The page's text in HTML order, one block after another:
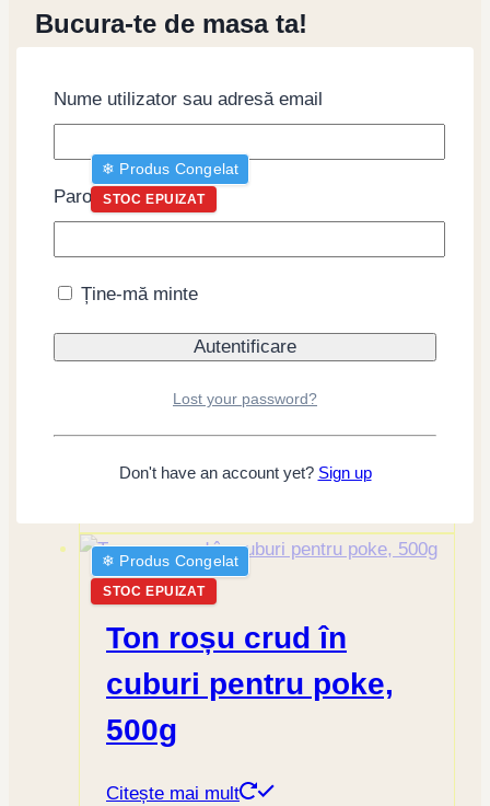
Bucura-te de masa ta!
Produse similare
❄︎ Produs Congelat
STOC EPUIZAT
Hotate scoici 20-30
congelate, 100g
❄︎ Produs Congelat
STOC EPUIZAT
Ton roșu crud în
cuburi pentru poke,
500g
Citește mai mult
Nume utilizator sau adresă email
Parolă
Ține-mă minte
Lost your password?
Don't have an account yet? Sign up